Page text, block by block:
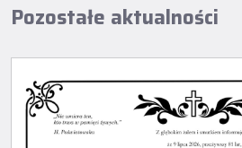
Pozostałe aktualności